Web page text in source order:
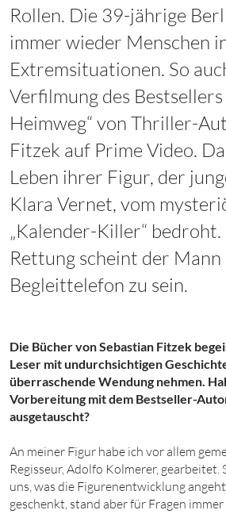
Rollen. Die 39-jährige
immer wieder Menschen
Extremsituationen. So
Verfilmung des Bestsellers
Heimweg“ von Thriller-
Fitzek auf Prime Video.
Leben ihrer Figur, der
Klara Vernet, vom
„Kalender-Killer“
Rettung scheint der Mann
Begleittelefon zu sein.
Die Bücher von Sebastian Fitzek
Leser mit undurchsichtigen
überraschende Wendung nehmen.
Vorbereitung mit dem Bestseller-
ausgetauscht?
An meiner Figur habe ich vor allem
Regisseur, Adolfo Kolmerer, gearbeitet.
uns, was die Figurenentwicklung
geschenkt, stand aber für Fragen immer